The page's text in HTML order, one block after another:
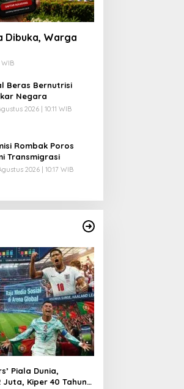
Dibuka, Warga
Beras Bernutrisi
Negara
2026 | 10:11 WIB
Rombak Poros
Transmigrasi
2026 | 10:17 WIB
Piala Dunia,
Juta, Kiper 40 Tahun